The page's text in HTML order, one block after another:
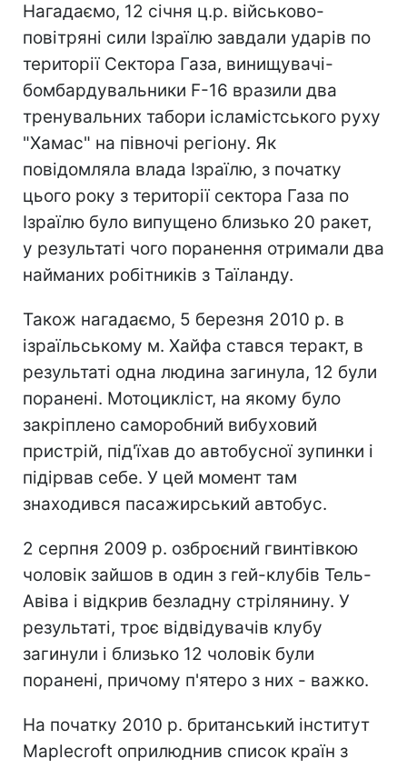
Нагадаємо, 12 січня ц.р. військово-
повітряні сили Ізраїлю завдали ударів по
території Cектора Газа, винищувачі-
бомбардувальники F-16 вразили два
тренувальних табори ісламістського руху
"Хамас" на півночі регіону. Як
повідомляла влада Ізраїлю, з початку
цього року з території сектора Газа по
Ізраїлю було випущено близько 20 ракет,
у результаті чого поранення отримали два
найманих робітників з Таїланду.
Також нагадаємо, 5 березня 2010 р. в
ізраїльському м. Хайфа стався теракт, в
результаті одна людина загинула, 12 були
поранені. Мотоцикліст, на якому було
закріплено саморобний вибуховий
пристрій, під'їхав до автобусної зупинки і
підірвав себе. У цей момент там
знаходився пасажирський автобус.
2 серпня 2009 р. озброєний гвинтівкою
чоловік зайшов в один з гей-клубів Тель-
Авіва і відкрив безладну стрілянину. У
результаті, троє відвідувачів клубу
загинули і близько 12 чоловік були
поранені, причому п'ятеро з них - важко.
На початку 2010 р. британський інститут
Maplecroft оприлюднив список країн з